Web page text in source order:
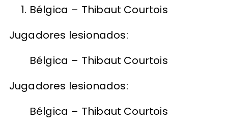
Bélgica – Thibaut Courtois
Jugadores lesionados:
Bélgica – Thibaut Courtois
Jugadores lesionados:
Bélgica – Thibaut Courtois